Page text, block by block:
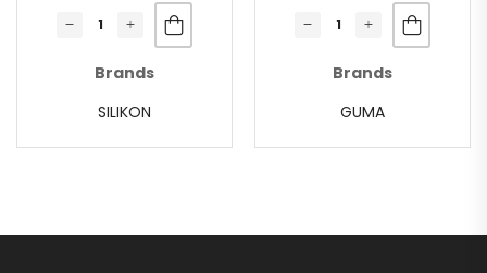
Brands
SILIKON
Brands
GUMA